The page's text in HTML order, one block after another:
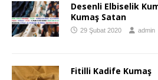
Desenli Elbiselik
Kumaş Satan
29 Şubat 2020 admin
Fitilli Kadife Kumaş